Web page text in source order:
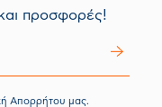
προσφορές!
Απορρήτου μας.